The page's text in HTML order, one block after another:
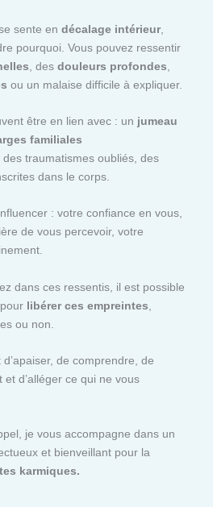
sente en décalage intérieur,
pourquoi. Vous pouvez ressentir
, des douleurs profondes
ou un malaise difficile à expliquer.
être en lien avec : un jumeau
familiales
, des traumatismes oubliés, des
dans le corps.
: votre confiance en vous,
de vous percevoir, votre
dans ces ressentis, il est possible
libérer ces empreintes
ou non.
de comprendre, de
d’alléger ce qui ne vous
je vous accompagne dans un
et bienveillant pour la
karmiques.